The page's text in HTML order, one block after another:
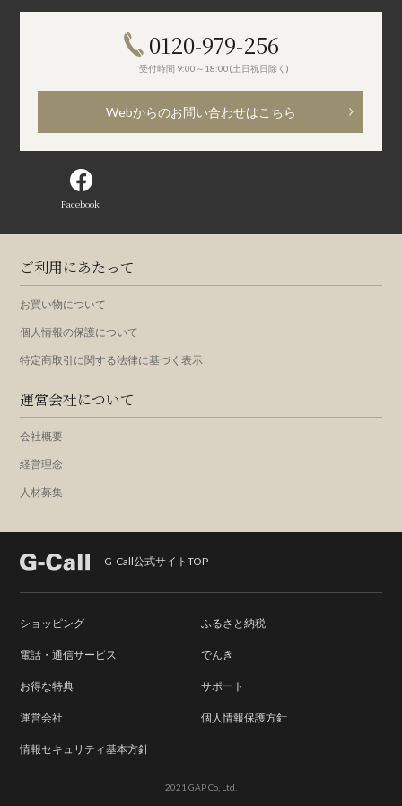
0120-979-256
受付時間 9:00～18:00(土日祝日除く)
Webからのお問い合わせはこちら
Facebook
ご利用にあたって
お買い物について
個人情報の保護について
特定商取引に関する法律に基づく表示
運営会社について
会社概要
経営理念
人材募集
G-Call公式サイトTOP
ショッピング ふるさと納税
電話・通信サービス でんき
お得な特典 サポート
運営会社 個人情報保護方針
情報セキュリティ基本方針
2021 GAP Co, Ltd.